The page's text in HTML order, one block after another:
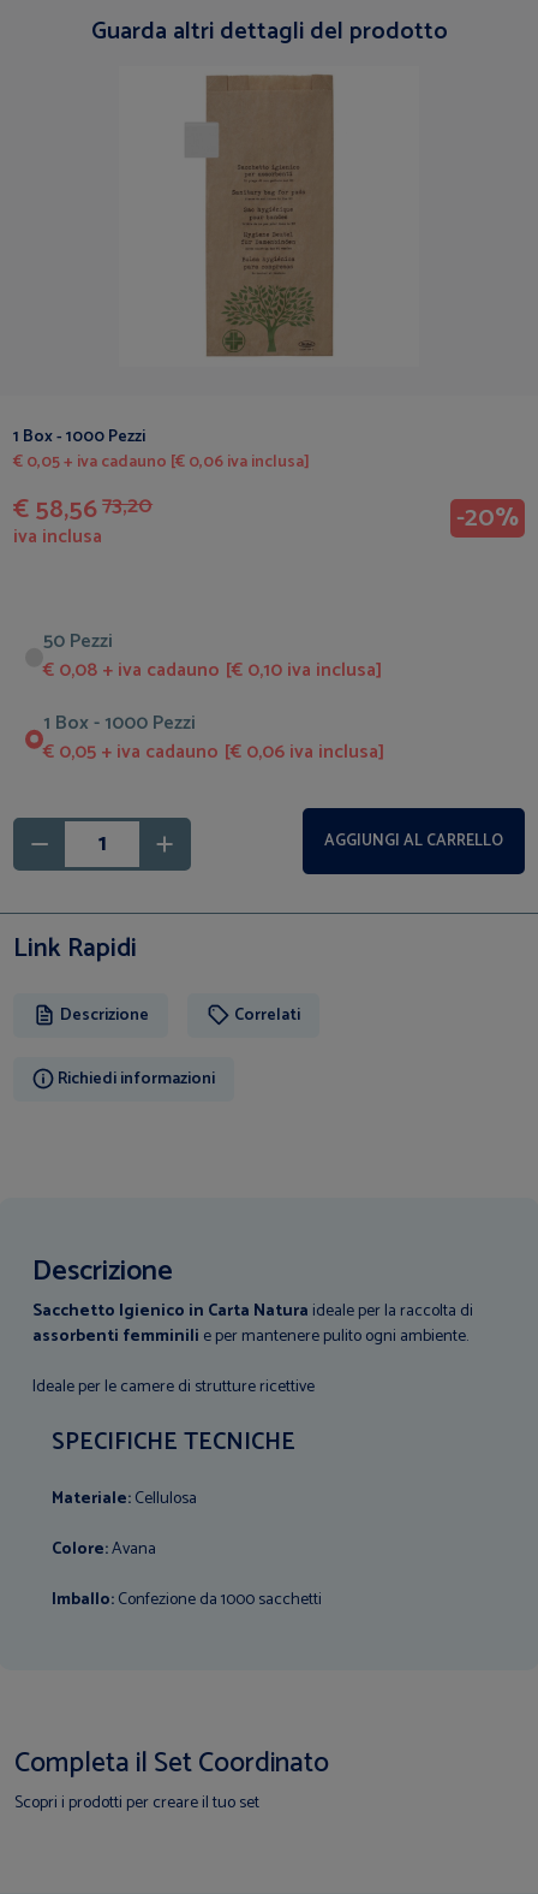
Guarda altri dettagli del prodotto
1 Box - 1000 Pezzi
€ 0,05 + iva cadauno [€ 0,06 iva inclusa]
€ 58,5673,20
iva inclusa -20%
50 Pezzi
€ 0,08 + iva cadauno [€ 0,10 iva inclusa]
1 Box - 1000 Pezzi
€ 0,05 + iva cadauno [€ 0,06 iva inclusa]
AGGIUNGI AL CARRELLO
Link Rapidi
Descrizione Correlati
Richiedi informazioni
Descrizione
Sacchetto Igienico in Carta Natura ideale per la raccolta di
assorbenti femminili e per mantenere pulito ogni ambiente.
Ideale per le camere di strutture ricettive
SPECIFICHE TECNICHE
Materiale:Cellulosa
Colore:Avana
Imballo:Confezione da 1000 sacchetti
Completa il Set Coordinato
Scopri i prodotti per creare il tuo set